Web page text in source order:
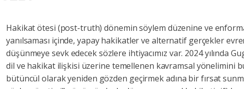
Hakikat ötesi (post-truth) dönemin söylem düzenine ve
yanılsaması içinde, yapay hakikatler ve alternatif gerçekler
düşünmeye sevk edecek sözlere ihtiyacımız var. 2024 yılında
dil ve hakikat ilişkisi üzerine temellenen kavramsal yönelimini
bütüncül olarak yeniden gözden geçirmek adına bir fırsat